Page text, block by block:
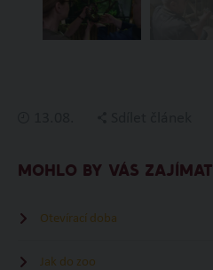
MOHLO BY VÁS ZAJÍMAT
Otevírací doba
Jak do zoo